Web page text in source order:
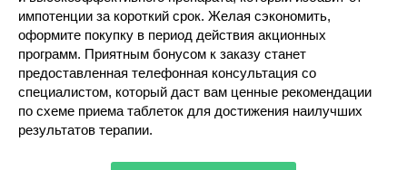
импотенции за короткий срок. Желая сэкономить,
оформите покупку в период действия акционных
программ. Приятным бонусом к заказу станет
предоставленная телефонная консультация со
специалистом, который даст вам ценные рекомендации
по схеме приема таблеток для достижения наилучших
результатов терапии.